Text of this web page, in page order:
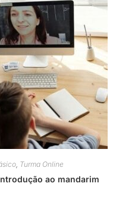
Turma Online
ao mandarim